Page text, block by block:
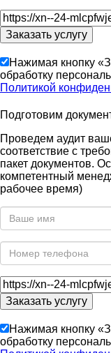
Нажимая кнопку
обработку
Политикой
Подготовим
Проведем аудит
соответствие с
пакет документов.
компетентный
рабочее время)
Нажимая кнопку
обработку